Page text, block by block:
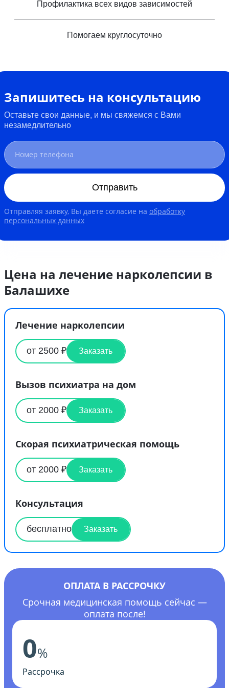
Профилактика всех видов зависимостей
Помогаем круглосуточно
Запишитесь на консультацию
Оставьте свои данные, и мы свяжемся с Вами
незамедлительно
Отправить
Отправляя заявку, Вы даете согласие на обработку
персональных данных
Цена на лечение нарколепсии в
Балашихе
Лечение нарколепсии
от 2500 ₽ Заказать
Вызов психиатра на дом
от 2000 ₽ Заказать
Скорая психиатрическая помощь
от 2000 ₽ Заказать
Консультация
бесплатно Заказать
ОПЛАТА В РАССРОЧКУ
Срочная медицинская помощь сейчас —
оплата после!
0%
Рассрочка